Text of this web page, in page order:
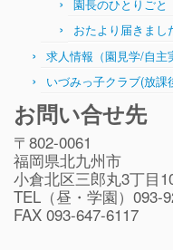
園長のひとりごと
おたより届きまし
求人情報（園見学/自主
いづみっ子クラブ(放
お問い合せ先
〒802-0061
福岡県北九州市
小倉北区三郎丸3丁目
TEL（昼・学園）093-
FAX 093-647-6117